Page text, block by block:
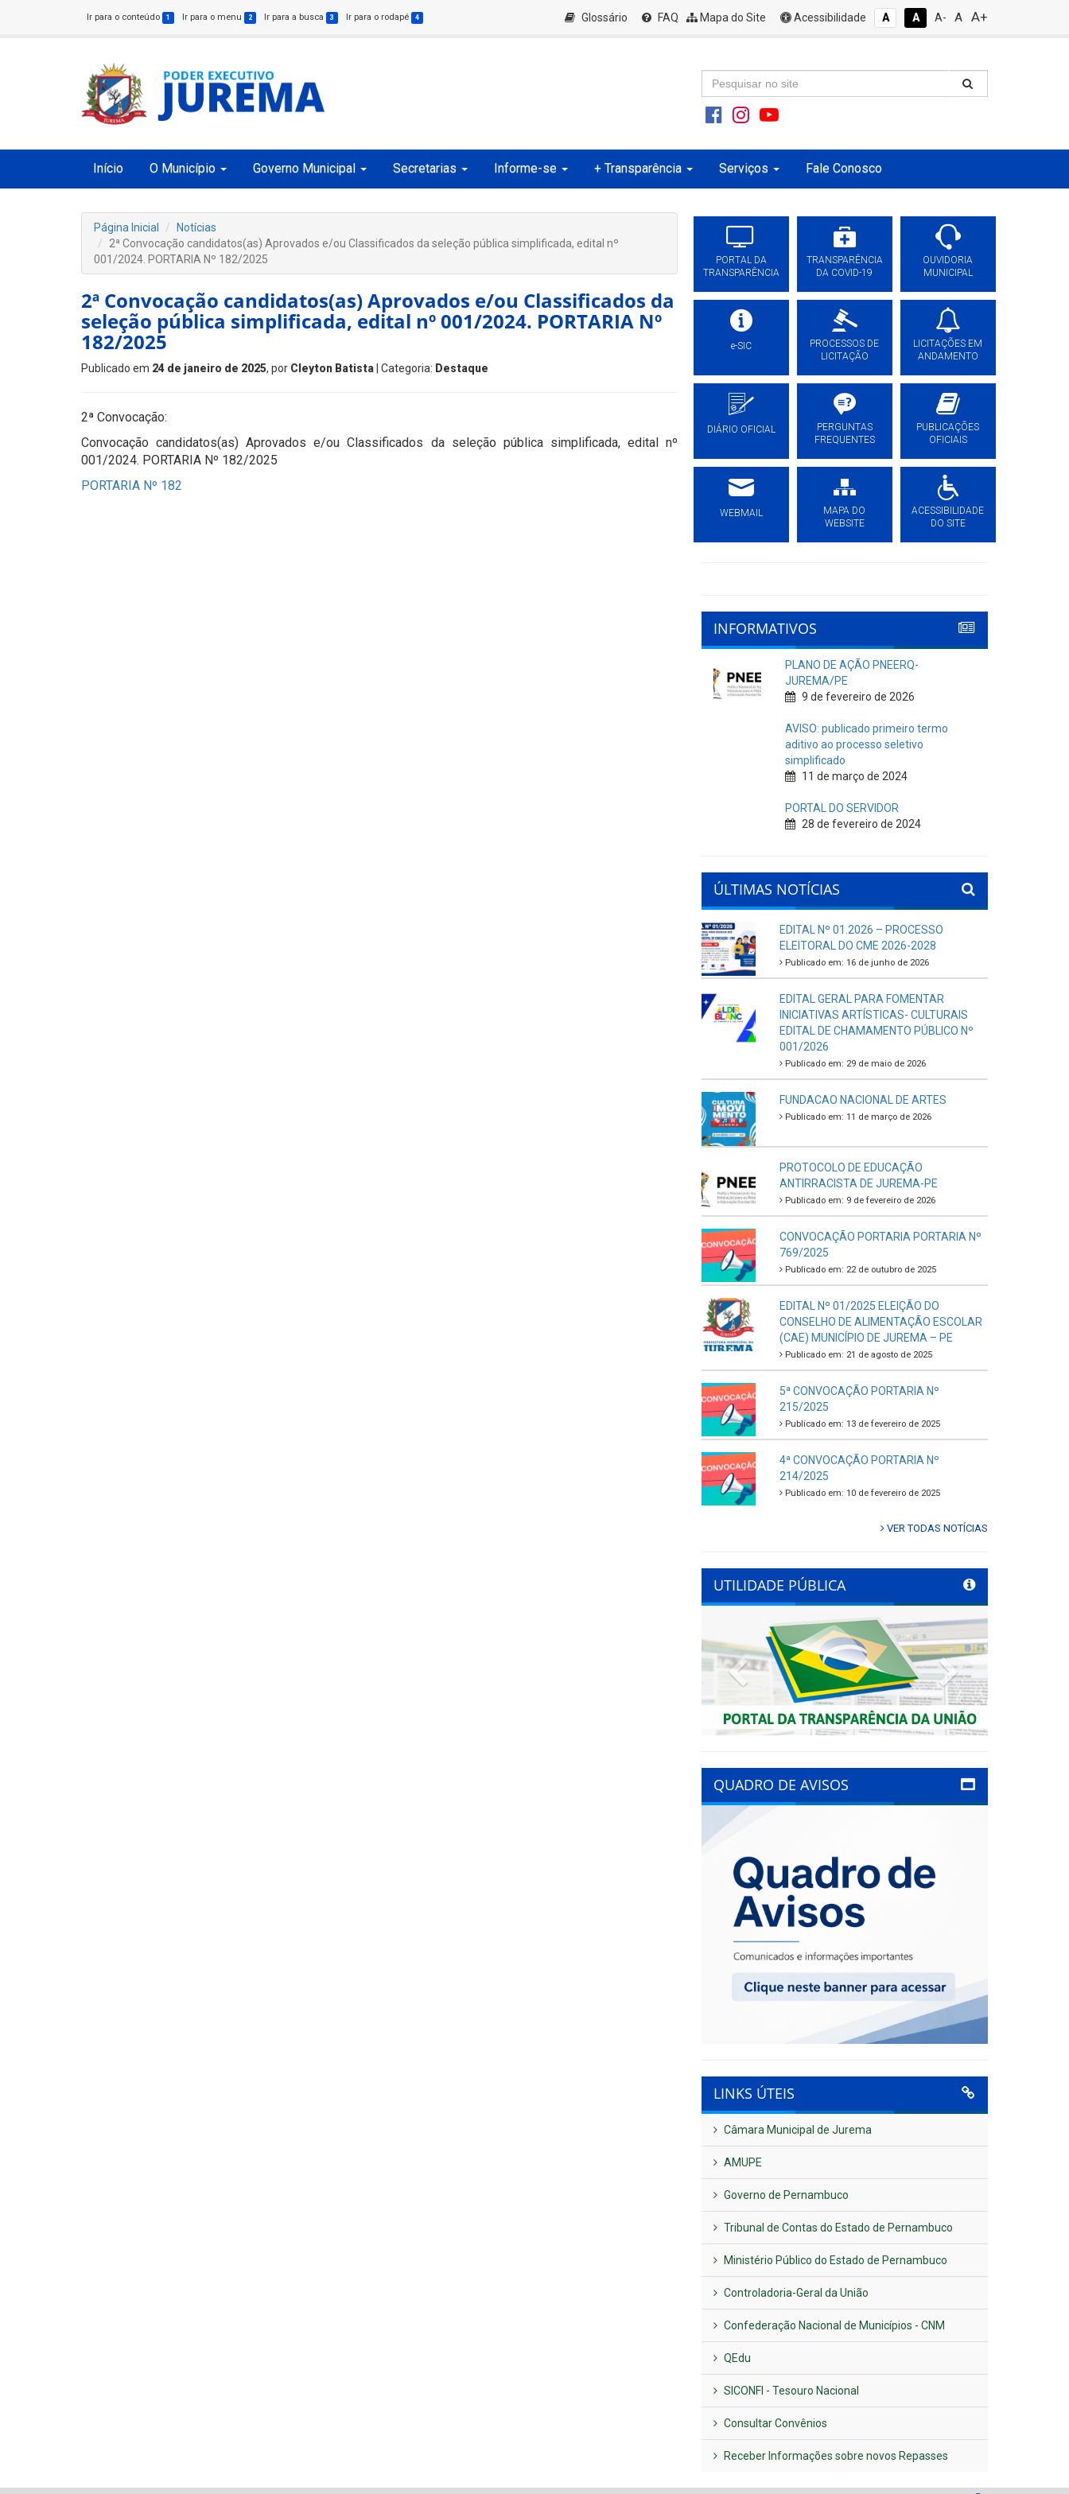
Ir para o conteúdo 1 Ir para o menu 2 Ir para a busca 3 Ir para o rodapé 4 Glossário FAQ Mapa do Site Acessibilidade A A A- A A+
Início O Município Governo Municipal Secretarias Informe-se + Transparência Serviços Fale Conosco
Página Inicial
Notícias
2ª Convocação candidatos(as) Aprovados e/ou Classificados da seleção pública simplificada, edital nº
001/2024. PORTARIA Nº 182/2025
2ª Convocação candidatos(as) Aprovados e/ou Classificados da
seleção pública simplificada, edital nº 001/2024. PORTARIA Nº
182/2025
Publicado em 24 de janeiro de 2025, por Cleyton Batista | Categoria: Destaque
2ª Convocação:
Convocação candidatos(as) Aprovados e/ou Classificados da seleção pública simplificada, edital nº
001/2024. PORTARIA Nº 182/2025
PORTARIA Nº 182
PORTAL DA
TRANSPARÊNCIA
TRANSPARÊNCIA
DA COVID-19
OUVIDORIA
MUNICIPAL
e-SIC
PROCESSOS DE
LICITAÇÃO
LICITAÇÕES EM
ANDAMENTO
DIÁRIO OFICIAL
PERGUNTAS
FREQUENTES
PUBLICAÇÕES
OFICIAIS
WEBMAIL
MAPA DO
WEBSITE
ACESSIBILIDADE
DO SITE
INFORMATIVOS
PLANO DE AÇÃO PNEERQ-
JUREMA/PE
9 de fevereiro de 2026
AVISO: publicado primeiro termo
aditivo ao processo seletivo
simplificado
11 de março de 2024
PORTAL DO SERVIDOR
28 de fevereiro de 2024
ÚLTIMAS NOTÍCIAS
EDITAL Nº 01.2026 – PROCESSO
ELEITORAL DO CME 2026-2028
Publicado em: 16 de junho de 2026
EDITAL GERAL PARA FOMENTAR
INICIATIVAS ARTÍSTICAS- CULTURAIS
EDITAL DE CHAMAMENTO PÚBLICO Nº
001/2026
Publicado em: 29 de maio de 2026
FUNDACAO NACIONAL DE ARTES
Publicado em: 11 de março de 2026
PROTOCOLO DE EDUCAÇÃO
ANTIRRACISTA DE JUREMA-PE
Publicado em: 9 de fevereiro de 2026
CONVOCAÇÃO PORTARIA PORTARIA Nº
769/2025
Publicado em: 22 de outubro de 2025
EDITAL Nº 01/2025 ELEIÇÃO DO
CONSELHO DE ALIMENTAÇÃO ESCOLAR
(CAE) MUNICÍPIO DE JUREMA – PE
Publicado em: 21 de agosto de 2025
5ª CONVOCAÇÃO PORTARIA Nº
215/2025
Publicado em: 13 de fevereiro de 2025
4ª CONVOCAÇÃO PORTARIA Nº
214/2025
Publicado em: 10 de fevereiro de 2025
VER TODAS NOTÍCIAS
UTILIDADE PÚBLICA
Previous Next
QUADRO DE AVISOS
LINKS ÚTEIS
Câmara Municipal de Jurema
AMUPE
Governo de Pernambuco
Tribunal de Contas do Estado de Pernambuco
Ministério Público do Estado de Pernambuco
Controladoria-Geral da União
Confederação Nacional de Municípios - CNM
QEdu
SICONFI - Tesouro Nacional
Consultar Convênios
Receber Informações sobre novos Repasses